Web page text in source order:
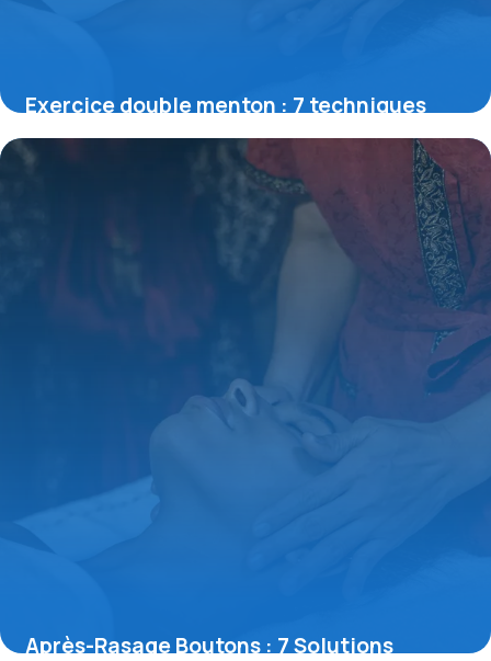
Exercice double menton : 7 techniques
16 juin 2026
Après-Rasage Boutons : 7 Solutions